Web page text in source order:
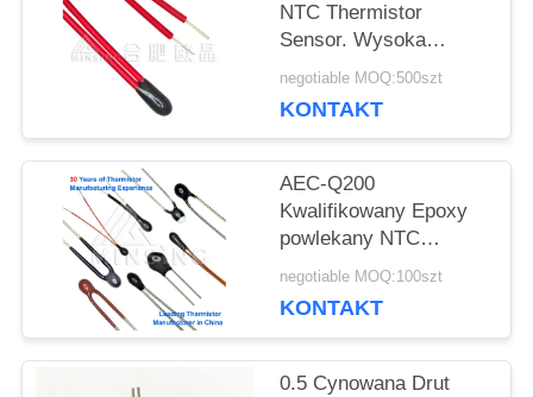
SITEMAP
PRIVACY
POLICY
NTC Thermistor
Sensor. Wysoka
precyzja dla czujników
kompensacji.
negotiable MOQ:500szt
KONTAKT
AEC-Q200
Kwalifikowany Epoxy
powlekany NTC
Termistor 3,0 mm
ciała
negotiable MOQ:100szt
KONTAKT
0.5 Cynowana Drut